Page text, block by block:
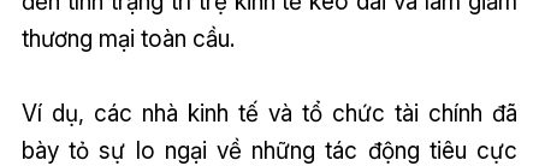
thương mại toàn cầu.
Ví dụ, các nhà kinh tế và tổ chức tài chính đã
bày tỏ sự lo ngại về những tác động tiêu cực